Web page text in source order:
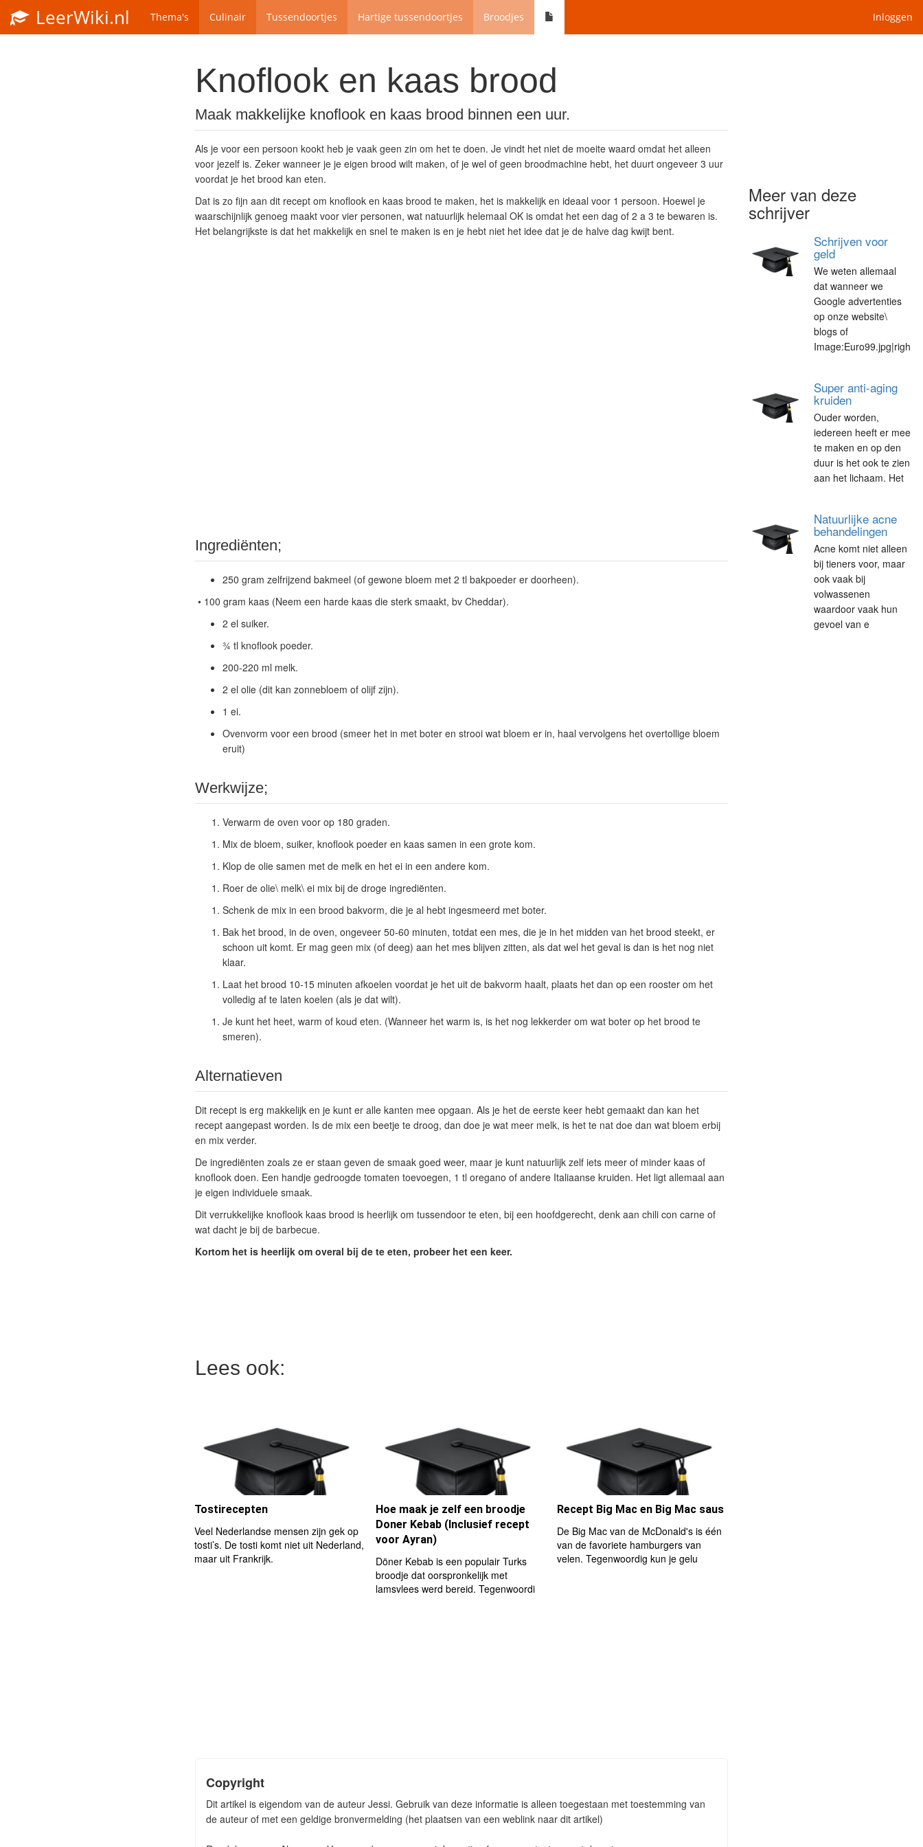
LeerWiki.nl Thema's Culinair Tussendoortjes Hartige tussendoortjes Broodjes Inloggen
Knoflook en kaas brood
Maak makkelijke knoflook en kaas brood binnen een uur.
Als je voor een persoon kookt heb je vaak geen zin om het te doen. Je vindt het niet de moeite waard omdat het alleen
voor jezelf is. Zeker wanneer je je eigen brood wilt maken, of je wel of geen broodmachine hebt, het duurt ongeveer 3 uur
voordat je het brood kan eten.
Dat is zo fijn aan dit recept om knoflook en kaas brood te maken, het is makkelijk en ideaal voor 1 persoon. Hoewel je
waarschijnlijk genoeg maakt voor vier personen, wat natuurlijk helemaal OK is omdat het een dag of 2 a 3 te bewaren is.
Het belangrijkste is dat het makkelijk en snel te maken is en je hebt niet het idee dat je de halve dag kwijt bent.
Ingrediënten;
250 gram zelfrijzend bakmeel (of gewone bloem met 2 tl bakpoeder er doorheen).
• 100 gram kaas (Neem een harde kaas die sterk smaakt, bv Cheddar).
2 el suiker.
¾ tl knoflook poeder.
200-220 ml melk.
2 el olie (dit kan zonnebloem of olijf zijn).
1 ei.
Ovenvorm voor een brood (smeer het in met boter en strooi wat bloem er in, haal vervolgens het overtollige bloem
eruit)
Werkwijze;
Verwarm de oven voor op 180 graden.
Mix de bloem, suiker, knoflook poeder en kaas samen in een grote kom.
Klop de olie samen met de melk en het ei in een andere kom.
Roer de olie\ melk\ ei mix bij de droge ingrediënten.
Schenk de mix in een brood bakvorm, die je al hebt ingesmeerd met boter.
Bak het brood, in de oven, ongeveer 50-60 minuten, totdat een mes, die je in het midden van het brood steekt, er
schoon uit komt. Er mag geen mix (of deeg) aan het mes blijven zitten, als dat wel het geval is dan is het nog niet
klaar.
Laat het brood 10-15 minuten afkoelen voordat je het uit de bakvorm haalt, plaats het dan op een rooster om het
volledig af te laten koelen (als je dat wilt).
Je kunt het heet, warm of koud eten. (Wanneer het warm is, is het nog lekkerder om wat boter op het brood te
smeren).
Alternatieven
Dit recept is erg makkelijk en je kunt er alle kanten mee opgaan. Als je het de eerste keer hebt gemaakt dan kan het
recept aangepast worden. Is de mix een beetje te droog, dan doe je wat meer melk, is het te nat doe dan wat bloem erbij
en mix verder.
De ingrediënten zoals ze er staan geven de smaak goed weer, maar je kunt natuurlijk zelf iets meer of minder kaas of
knoflook doen. Een handje gedroogde tomaten toevoegen, 1 tl oregano of andere Italiaanse kruiden. Het ligt allemaal aan
je eigen individuele smaak.
Dit verrukkelijke knoflook kaas brood is heerlijk om tussendoor te eten, bij een hoofdgerecht, denk aan chili con carne of
wat dacht je bij de barbecue.
Kortom het is heerlijk om overal bij de te eten, probeer het een keer.
Lees ook:
Tostirecepten
Veel Nederlandse mensen zijn gek op
tosti’s. De tosti komt niet uit Nederland,
maar uit Frankrijk.
Hoe maak je zelf een broodje
Doner Kebab (Inclusief recept
voor Ayran)
Döner Kebab is een populair Turks
broodje dat oorspronkelijk met
lamsvlees werd bereid. Tegenwoordi
Recept Big Mac en Big Mac saus
De Big Mac van de McDonald's is één
van de favoriete hamburgers van
velen. Tegenwoordig kun je gelu
Copyright
Dit artikel is eigendom van de auteur Jessi. Gebruik van deze informatie is alleen toegestaan met toestemming van
de auteur of met een geldige bronvermelding (het plaatsen van een weblink naar dit artikel)
Meer van deze
schrijver
Schrijven voor
geld
We weten allemaal
dat wanneer we
Google advertenties
op onze website\
blogs of
Image:Euro99.jpg|righ
Super anti-aging
kruiden
Ouder worden,
iedereen heeft er mee
te maken en op den
duur is het ook te zien
aan het lichaam. Het
Natuurlijke acne
behandelingen
Acne komt niet alleen
bij tieners voor, maar
ook vaak bij
volwassenen
waardoor vaak hun
gevoel van e